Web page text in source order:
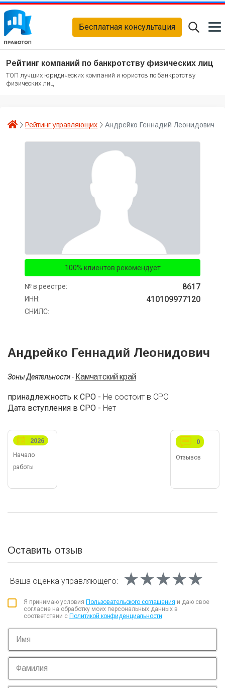
Бесплатная консультация
Рейтинг компаний по банкротству физических лиц
ТОП лучших юридических компаний и юристов по банкротству
физических лиц
Рейтинг управляющих Андрейко Геннадий Леонидович
100% клиентов рекомендует
№ в реестре: 8617
ИНН: 410109977120
СНИЛС:
Андрейко Геннадий Леонидович
Зоны Деятельности- Камчатский край
принадлежность к СРО - Не состоит в СРО
Дата вступления в СРО - Нет
Начало
работы
2026
Отзывов
0
Оставить отзыв
Ваша оценка управляющего: ★★★★★
★★★★★
★★★★★
Я принимаю условия Пользовательского соглашения и даю свое
согласие на обработку моих персональных данных в
соответствии с Политикой конфиденциальности